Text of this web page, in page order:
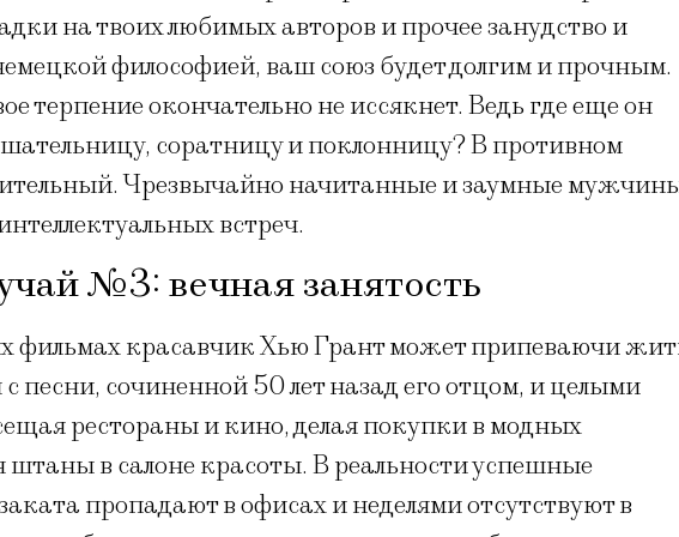
на твоих любимых авторов и прочее занудство и
философией, ваш союз будет долгим и прочным.
терпение окончательно не иссякнет. Ведь где еще он
соратницу и поклонницу? В противном
Чрезвычайно начитанные и заумные
встреч.
№3: вечная занятость
фильмах красавчик Хью Грант может припеваючи
песни, сочиненной 50 лет назад его отцом, и целыми
рестораны и кино, делая покупки в модных
в салоне красоты. В реальности успешные
пропадают в офисах и неделями отсутствуют в